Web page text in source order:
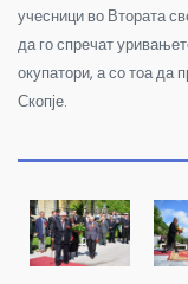
учесници во Втората
да го спречат
окупатори, а со тоа да
Скопје.